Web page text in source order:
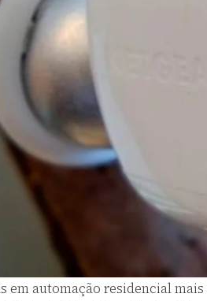
em automação residencial mais